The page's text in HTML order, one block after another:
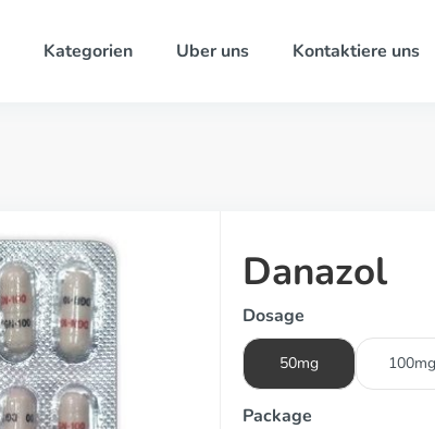
Kategorien Uber uns Kontaktiere uns
Danazol
Dosage
50mg 100mg
Package